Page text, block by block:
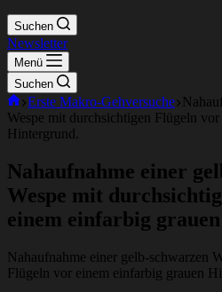
Suchen
Newsletter
Menü
Suchen
Start
Erste Makro-Gehversuche
Wespe mit durchsichtigen Flügeln
Hintergrund.
Nahaufnahme einer
Wespe mit
einem einfarbig
Nahaufnahme einer gelb-schwarzen
Flügeln vor einem einfarbig grauen